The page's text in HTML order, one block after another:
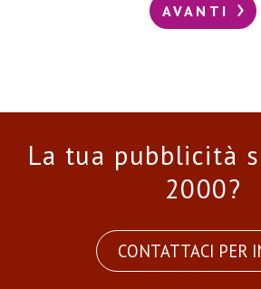
AVANTI
La tua pubblicità
2000?
CONTATTACI PER